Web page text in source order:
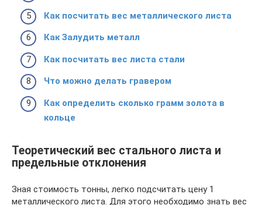
Как посчитать вес металлического листа
Как Залудить металл
Как посчитать вес листа стали
Что можно делать гравером
Как определить сколько грамм золота в
кольце
Теоретический вес стального листа и
предельные отклонения
Зная стоимость тонны, легко подсчитать цену 1
металлического листа. Для этого необходимо знать вес